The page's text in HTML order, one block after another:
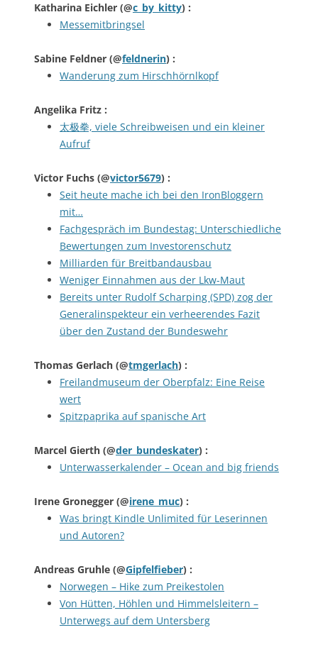
Katharina Eichler (@c_by_kitty) :
Messemitbringsel
Sabine Feldner (@feldnerin) :
Wanderung zum Hirschhörnlkopf
Angelika Fritz :
太极拳, viele Schreibweisen und ein kleiner
Aufruf
Victor Fuchs (@victor5679) :
Seit heute mache ich bei den IronBloggern
mit…
Fachgespräch im Bundestag: Unterschiedliche
Bewertungen zum Investorenschutz
Milliarden für Breitbandausbau
Weniger Einnahmen aus der Lkw-Maut
Bereits unter Rudolf Scharping (SPD) zog der
Generalinspekteur ein verheerendes Fazit
über den Zustand der Bundeswehr
Thomas Gerlach (@tmgerlach) :
Freilandmuseum der Oberpfalz: Eine Reise
wert
Spitzpaprika auf spanische Art
Marcel Gierth (@der_bundeskater) :
Unterwasserkalender – Ocean and big friends
Irene Gronegger (@irene_muc) :
Was bringt Kindle Unlimited für Leserinnen
und Autoren?
Andreas Gruhle (@Gipfelfieber) :
Norwegen – Hike zum Preikestolen
Von Hütten, Höhlen und Himmelsleitern –
Unterwegs auf dem Untersberg